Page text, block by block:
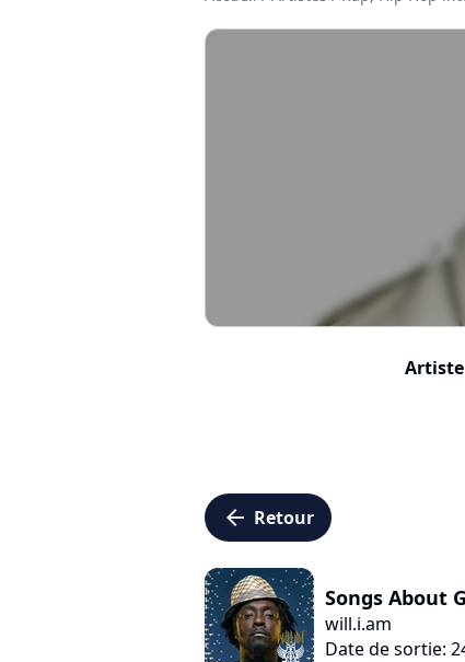
Artiste
arrow_left Retour
Songs About
will.i.am
Date de sortie: